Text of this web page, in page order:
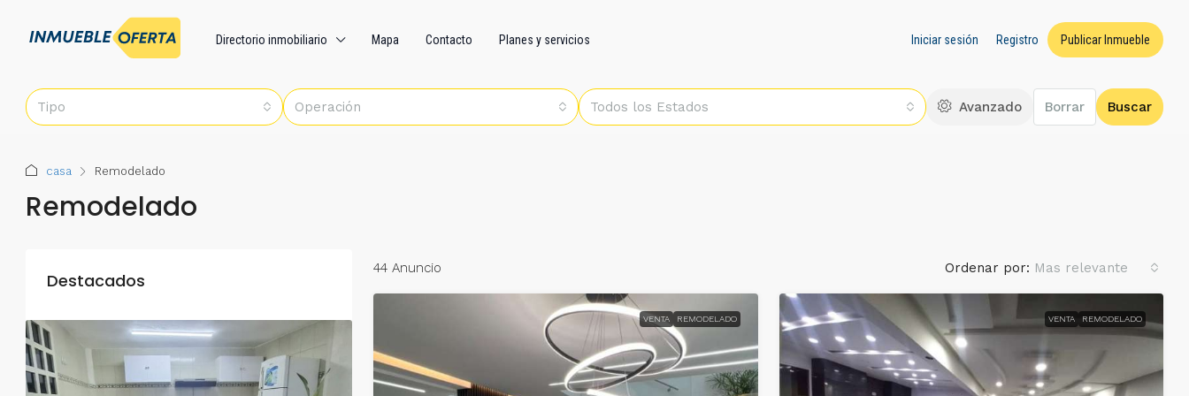
Directorio inmobiliario Mapa Contacto Planes y servicios Iniciar sesión Registro Publicar Inmueble
Tipo Operación Todos los Estados Avanzado Borrar Buscar
casa Remodelado
Remodelado
44 Anuncio Ordenar por: Mas relevante
VENTA REMODELADO VENTA REMODELADO
Destacados